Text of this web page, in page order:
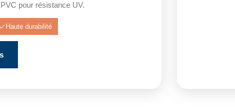
pour résistance UV.
Haute durabilité